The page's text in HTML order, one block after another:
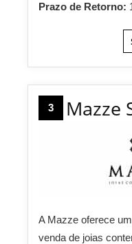
Prazo de Retorno:
3 Mazze
A Mazze oferece
venda de joias